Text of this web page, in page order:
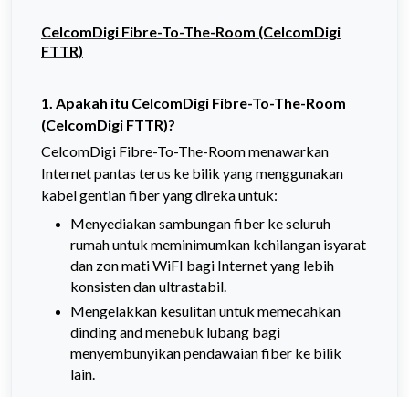
CelcomDigi Fibre-To-The-Room (CelcomDigi
FTTR)
1. Apakah itu CelcomDigi Fibre-To-The-Room
(CelcomDigi FTTR)?
CelcomDigi Fibre-To-The-Room menawarkan
Internet pantas terus ke bilik yang menggunakan
kabel gentian fiber yang direka untuk:
Menyediakan sambungan fiber ke seluruh
rumah untuk meminimumkan kehilangan isyarat
dan zon mati WiFI bagi Internet yang lebih
konsisten dan ultrastabil.
Mengelakkan kesulitan untuk memecahkan
dinding and menebuk lubang bagi
menyembunyikan pendawaian fiber ke bilik
lain.